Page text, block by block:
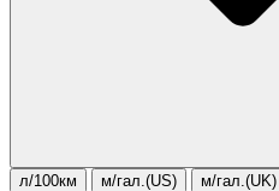
л/100км м/гал.(US) м/гал.(UK)